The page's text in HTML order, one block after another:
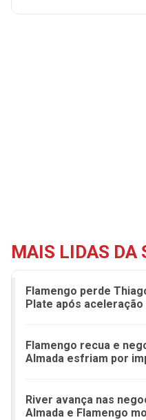
MAIS LIDAS DA
Flamengo perde
Plate após
Flamengo recua e
Almada esfriam por
River avança nas
Almada e Flamengo